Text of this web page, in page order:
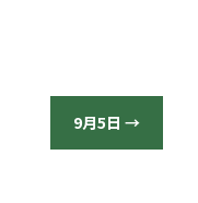
9月5日 →